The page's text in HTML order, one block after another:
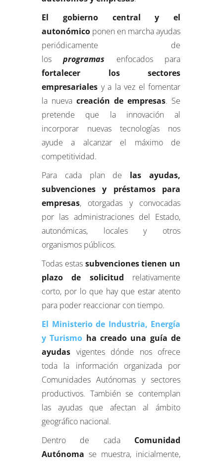
El gobierno central y el
autonómico ponen en marcha ayudas
periódicamente de
losprogramas enfocados para
fortalecer los sectores
empresariales y a la vez el fomentar
la nueva creación de empresas. Se
pretende que la innovación al
incorporar nuevas tecnologías nos
ayude a alcanzar el máximo de
competitividad.
Para cada plan de las ayudas,
subvenciones y préstamos para
empresas, otorgadas y convocadas
por las administraciones del Estado,
autonómicas, locales y otros
organismos públicos.
Todas estas subvenciones tienen un
plazo de solicitud relativamente
corto, por lo que hay que estar atento
para poder reaccionar con tiempo.
El Ministerio de Industria, Energía
y Turismo ha creado una guía de
ayudas vigentes dónde nos ofrece
toda la información organizada por
Comunidades Autónomas y sectores
productivos. También se contemplan
las ayudas que afectan al ámbito
geográfico nacional.
Dentro de cada
Comunidad
Autónoma se muestra, inicialmente,